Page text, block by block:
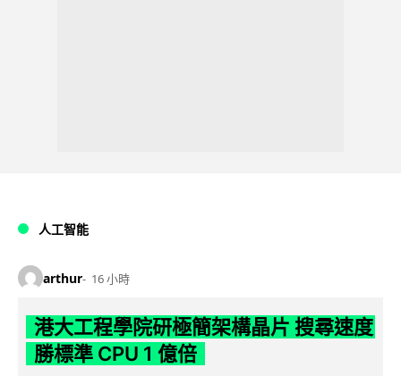
人工智能
arthur 16 小時
港大工程學院研極簡架構晶片 搜尋速度
勝標準 CPU 1 億倍